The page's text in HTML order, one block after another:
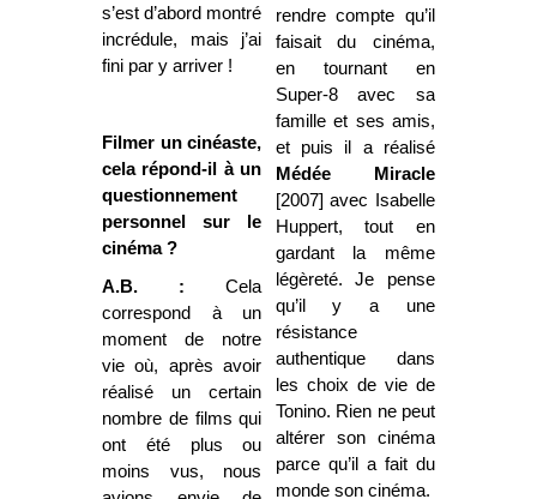
s’est d’abord montré
incrédule, mais j’ai
fini par y arriver !
Filmer un cinéaste,
cela répond-il à un
questionnement
personnel sur le
cinéma ?
A.B. : Cela
correspond à un
moment de notre
vie où, après avoir
réalisé un certain
nombre de films qui
ont été plus ou
moins vus, nous
rendre compte qu’il
faisait du cinéma,
en tournant en
Super-8 avec sa
famille et ses amis,
et puis il a réalisé
Médée Miracle
[2007] avec Isabelle
Huppert, tout en
gardant la même
légèreté. Je pense
qu’il y a une
résistance
authentique dans
les choix de vie de
Tonino. Rien ne peut
altérer son cinéma
parce qu’il a fait du
monde son cinéma.